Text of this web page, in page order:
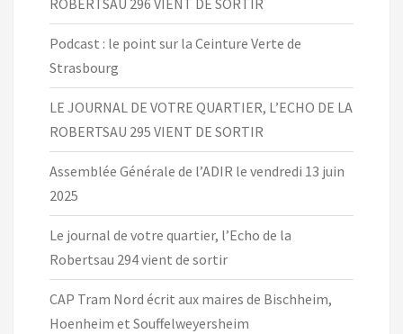
ROBERTSAU 296 VIENT DE SORTIR
Podcast : le point sur la Ceinture Verte de
Strasbourg
LE JOURNAL DE VOTRE QUARTIER, L’ECHO DE LA
ROBERTSAU 295 VIENT DE SORTIR
Assemblée Générale de l’ADIR le vendredi 13 juin
2025
Le journal de votre quartier, l’Echo de la
Robertsau 294 vient de sortir
CAP Tram Nord écrit aux maires de Bischheim,
Hoenheim et Souffelweyersheim